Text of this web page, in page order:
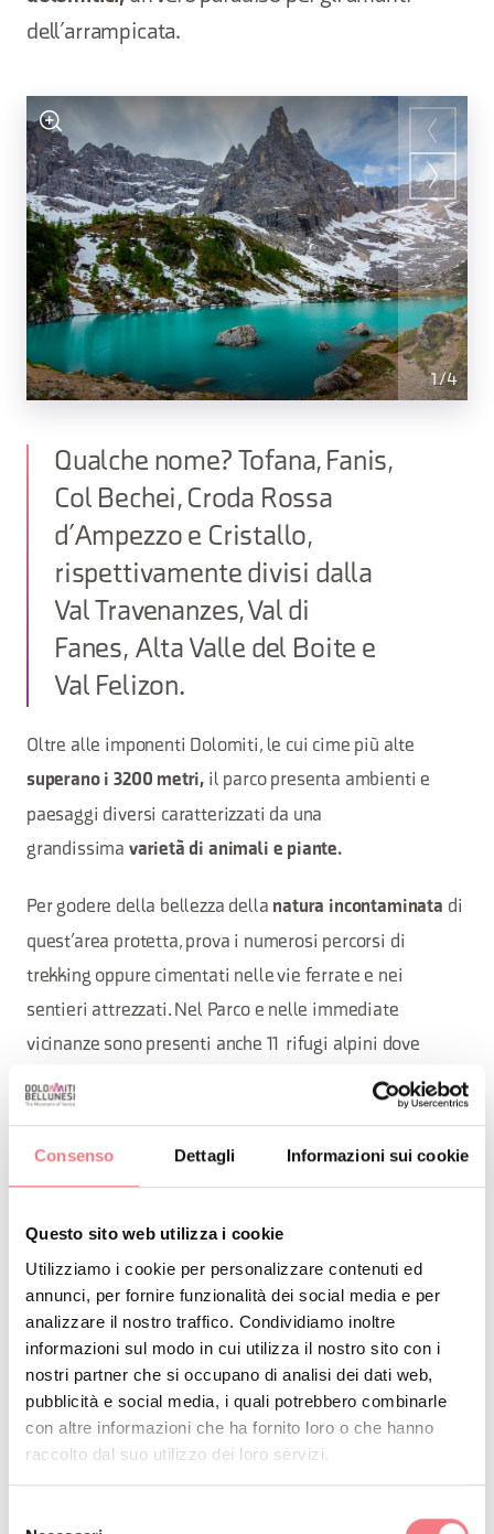
Consenso Dettagli Informazioni sui cookie
Questo sito web utilizza i cookie
Utilizziamo i cookie per personalizzare contenuti ed
annunci, per fornire funzionalità dei social media e per
analizzare il nostro traffico. Condividiamo inoltre
informazioni sul modo in cui utilizza il nostro sito con i
nostri partner che si occupano di analisi dei dati web,
pubblicità e social media, i quali potrebbero combinarle
con altre informazioni che ha fornito loro o che hanno
raccolto dal suo utilizzo dei loro servizi.
dell’arrampicata.
1/4
Qualche nome? Tofana, Fanis,
Col Bechei, Croda Rossa
d’Ampezzo e Cristallo,
rispettivamente divisi dalla
Val Travenanzes, Val di
Fanes, Alta Valle del Boite e
Val Felizon.
Oltre alle imponenti Dolomiti, le cui cime più alte
superano i 3200 metri, il parco presenta ambienti e
paesaggi diversi caratterizzati da una
grandissima varietà di animali e piante.
Per godere della bellezza della natura incontaminata di
quest’area protetta, prova i numerosi percorsi di
trekking oppure cimentati nelle vie ferrate e nei
sentieri attrezzati. Nel Parco e nelle immediate
vicinanze sono presenti anche 11 rifugi alpini dove
potrai ricaricare le energie dopo una camminata con gli
passeggiate più semplici e tranquille alle
escursioni più impegnative e adrenaliniche, avrai
intorno a te un paesaggio unico.
Curiosità e consigli
Il Parco ha la forma di un cuneo con